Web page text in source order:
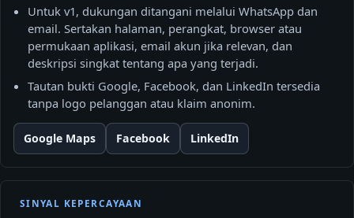
Untuk v1, dukungan ditangani melalui WhatsApp dan
email. Sertakan halaman, perangkat, browser atau
permukaan aplikasi, email akun jika relevan, dan
deskripsi singkat tentang apa yang terjadi.
Tautan bukti Google, Facebook, dan LinkedIn tersedia
tanpa logo pelanggan atau klaim anonim.
Google Maps Facebook LinkedIn
SINYAL KEPERCAYAAN